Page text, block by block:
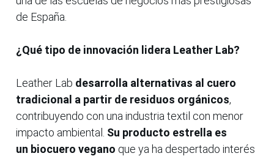
de España.
¿Qué tipo de innovación lidera Leather Lab?
Leather Lab desarrolla alternativas al cuero
tradicional a partir de residuos orgánicos,
contribuyendo con una industria textil con menor
impacto ambiental. Su producto estrella es
un biocuero vegano que ya ha despertado interés